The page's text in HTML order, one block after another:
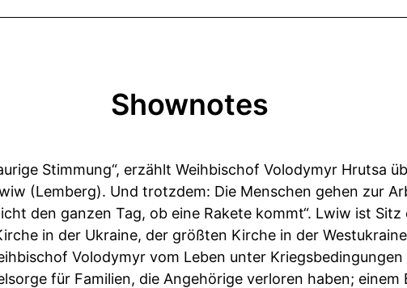
Shownotes
Stimmung“, erzählt Weihbischof Volodymyr Hrutsa
(Lemberg). Und trotzdem: Die Menschen gehen zur
den ganzen Tag, ob eine Rakete kommt“. Lwiw ist Sitz
in der Ukraine, der größten Kirche in der
Volodymyr vom Leben unter
für Familien, die Angehörige verloren haben; einem